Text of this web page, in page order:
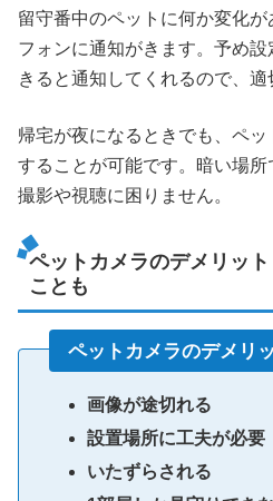
留守番中のペットに何か変化
フォンに通知がきます。予め
きると通知してくれるので、適
帰宅が夜になるときでも、ペ
することが可能です。暗い場
撮影や視聴に困りません。
ペットカメラのデメリッ
ことも
ペットカメラのデメリ
画像が途切れる
設置場所に工夫が必要
いたずらされる